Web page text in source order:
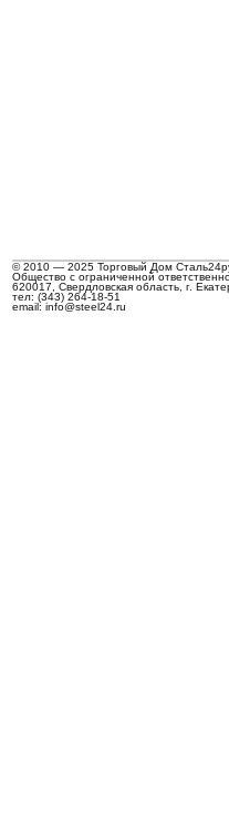
© 2010 — 2025 Торговый Дом
Общество с ограниченной
620017, Свердловская область, г.
тел: (343) 264-18-51
email: info@steel24.ru